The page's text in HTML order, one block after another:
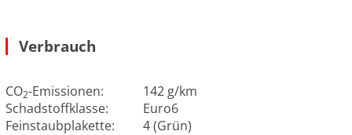
Verbrauch
CO2-Emissionen:
142 g/km
Schadstoffklasse:
Euro6
Feinstaubplakette:
4 (Grün)